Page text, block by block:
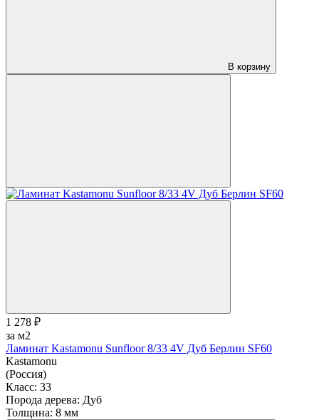
В корзину
1 278 ₽
за м2
Ламинат Kastamonu Sunfloor 8/33 4V Дуб Берлин SF60
Kastamonu
(Россия)
Класс: 33
Порода дерева: Дуб
Толщина: 8 мм